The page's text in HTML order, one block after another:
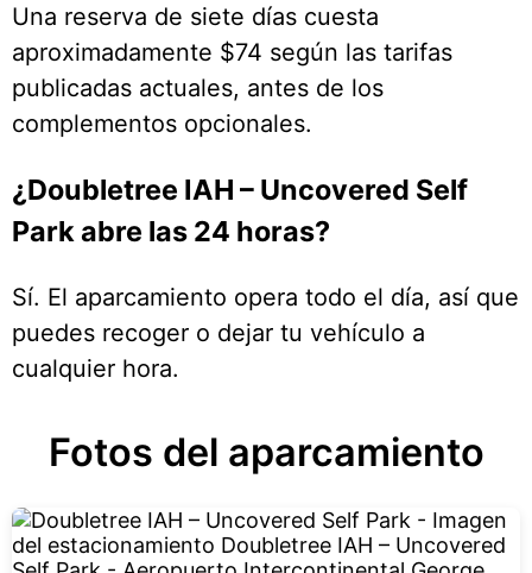
Una reserva de siete días cuesta
aproximadamente $74 según las tarifas
publicadas actuales, antes de los
complementos opcionales.
¿Doubletree IAH – Uncovered Self
Park abre las 24 horas?
Sí. El aparcamiento opera todo el día, así que
puedes recoger o dejar tu vehículo a
cualquier hora.
Fotos del aparcamiento